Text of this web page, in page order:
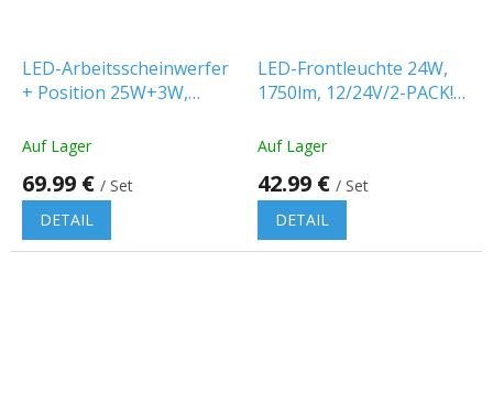
LED-Arbeitsscheinwerfer
+ Position 25W+3W,
Auf Lager
69.99 € / Set
DETAIL
LED-Frontleuchte 24W,
1750lm, 12/24V/2-PACK!
Auf Lager
42.99 € / Set
DETAIL